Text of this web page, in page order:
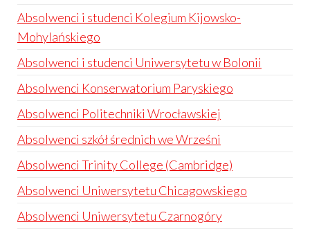
Absolwenci i studenci Kolegium Kijowsko-
Mohylańskiego
Absolwenci i studenci Uniwersytetu w Bolonii
Absolwenci Konserwatorium Paryskiego
Absolwenci Politechniki Wrocławskiej
Absolwenci szkół średnich we Wrześni
Absolwenci Trinity College (Cambridge)
Absolwenci Uniwersytetu Chicagowskiego
Absolwenci Uniwersytetu Czarnogóry